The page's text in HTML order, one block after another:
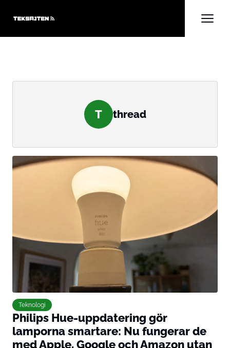
T thread
Teknologi
Philips Hue-uppdatering gör
lamporna smartare: Nu fungerar de
med Apple, Google och Amazon utan